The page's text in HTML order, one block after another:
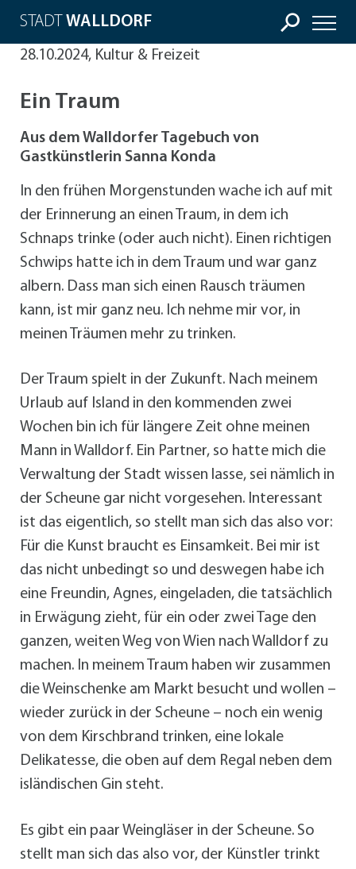
STADT WALLDORF
28.10.2024, Kultur & Freizeit
Ein Traum
Aus dem Walldorfer Tagebuch von
Gastkünstlerin Sanna Konda
In den frühen Morgenstunden wache ich auf mit
der Erinnerung an einen Traum, in dem ich
Schnaps trinke (oder auch nicht). Einen richtigen
Schwips hatte ich in dem Traum und war ganz
albern. Dass man sich einen Rausch träumen
kann, ist mir ganz neu. Ich nehme mir vor, in
meinen Träumen mehr zu trinken.
Der Traum spielt in der Zukunft. Nach meinem
Urlaub auf Island in den kommenden zwei
Wochen bin ich für längere Zeit ohne meinen
Mann in Walldorf. Ein Partner, so hatte mich die
Verwaltung der Stadt wissen lasse, sei nämlich in
der Scheune gar nicht vorgesehen. Interessant
ist das eigentlich, so stellt man sich das also vor:
Für die Kunst braucht es Einsamkeit. Bei mir ist
das nicht unbedingt so und deswegen habe ich
eine Freundin, Agnes, eingeladen, die tatsächlich
in Erwägung zieht, für ein oder zwei Tage den
ganzen, weiten Weg von Wien nach Walldorf zu
machen. In meinem Traum haben wir zusammen
die Weinschenke am Markt besucht und wollen –
wieder zurück in der Scheune – noch ein wenig
von dem Kirschbrand trinken, eine lokale
Delikatesse, die oben auf dem Regal neben dem
isländischen Gin steht.
Es gibt ein paar Weingläser in der Scheune. So
stellt man sich das also vor, der Künstler trinkt